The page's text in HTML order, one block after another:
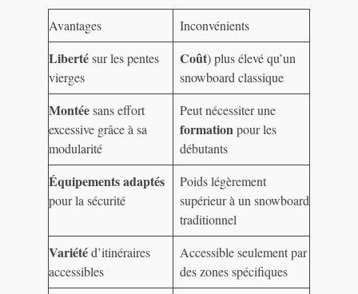
Avantages Inconvénients
Libertésur les pentes
vierges
Coût) plus élevé qu’un
snowboard classique
Montéesans effort
excessive grâce à sa
modularité
Peut nécessiter une
formationpour les
débutants
Équipements adaptés
pour la sécurité
Poids légèrement
supérieur à un snowboard
traditionnel
Variétéd’itinéraires
accessibles
Accessible seulement par
des zones spécifiques